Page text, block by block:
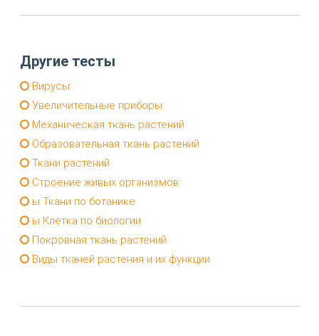
Другие тесты
Вирусы
Увеличительные приборы
Механическая ткань растений
Образовательная ткань растений
Ткани растений
Строение живых организмов
ы Ткани по ботанике
ы Клетка по биологии
Покровная ткань растений
Виды тканей растения и их функции